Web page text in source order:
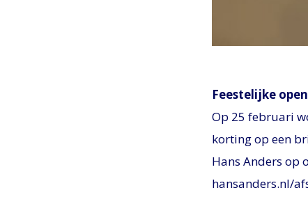
Feestelijke
Op 25 februari
korting op een
Hans Anders op
hansanders.nl/